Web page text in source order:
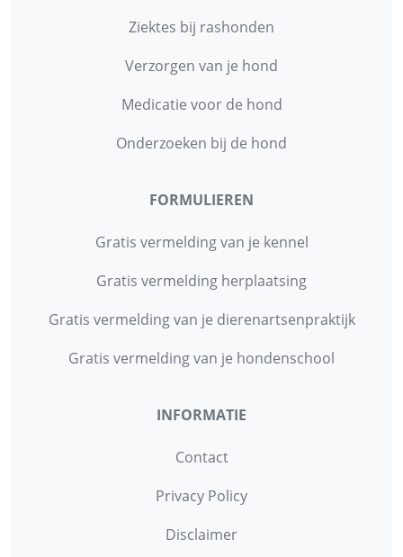
Ziektes bij rashonden
Verzorgen van je hond
Medicatie voor de hond
Onderzoeken bij de hond
FORMULIEREN
Gratis vermelding van je kennel
Gratis vermelding herplaatsing
Gratis vermelding van je dierenartsenpraktijk
Gratis vermelding van je hondenschool
INFORMATIE
Contact
Privacy Policy
Disclaimer